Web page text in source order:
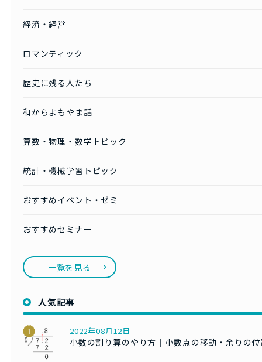
経済・経営
ロマンティック
歴史に残る人たち
和からよもやま話
算数・物理・数学トピック
統計・機械学習トピック
おすすめイベント・ゼミ
おすすめセミナー
一覧を見る
人気記事
2022年08月12日
小数の割り算のやり方｜小数点の移動・余りの